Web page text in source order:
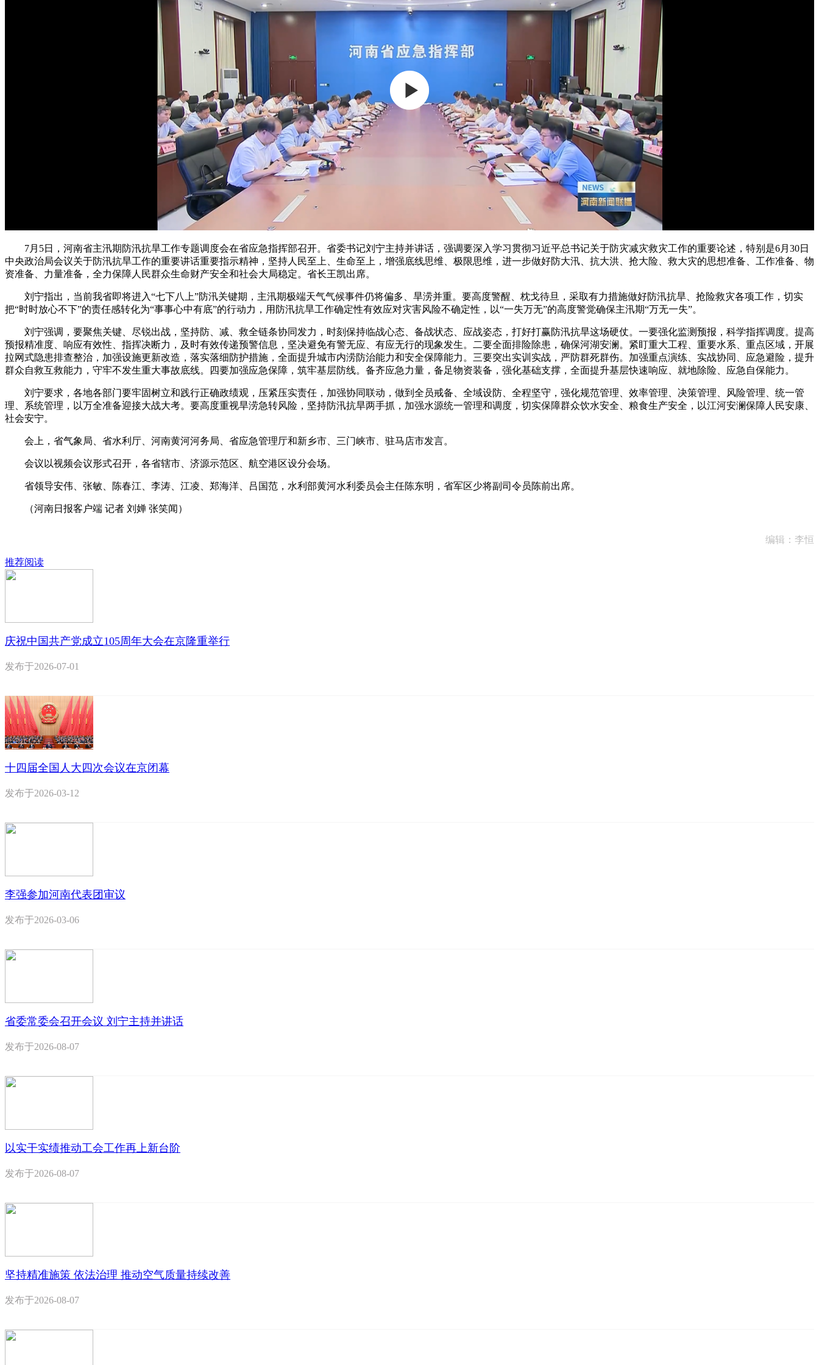
7月5日，河南省主汛期防汛抗旱工作专题调度会在省应急指挥部召开。省委书记刘宁主持并讲话，强调要深入学习贯彻习近平总书记关于防灾减灾救灾工作的重要论述，特别是6月30日
中央政治局会议关于防汛抗旱工作的重要讲话重要指示精神，坚持人民至上、生命至上，增强底线思维、极限思维，进一步做好防大汛、抗大洪、抢大险、救大灾的思想准备、工作准备、物
资准备、力量准备，全力保障人民群众生命财产安全和社会大局稳定。省长王凯出席。
刘宁指出，当前我省即将进入“七下八上”防汛关键期，主汛期极端天气气候事件仍将偏多、旱涝并重。要高度警醒、枕戈待旦，采取有力措施做好防汛抗旱、抢险救灾各项工作，切实
把“时时放心不下”的责任感转化为“事事心中有底”的行动力，用防汛抗旱工作确定性有效应对灾害风险不确定性，以“一失万无”的高度警觉确保主汛期“万无一失”。
刘宁强调，要聚焦关键、尽锐出战，坚持防、减、救全链条协同发力，时刻保持临战心态、备战状态、应战姿态，打好打赢防汛抗旱这场硬仗。一要强化监测预报，科学指挥调度。提高
预报精准度、响应有效性、指挥决断力，及时有效传递预警信息，坚决避免有警无应、有应无行的现象发生。二要全面排险除患，确保河湖安澜。紧盯重大工程、重要水系、重点区域，开展
拉网式隐患排查整治，加强设施更新改造，落实落细防护措施，全面提升城市内涝防治能力和安全保障能力。三要突出实训实战，严防群死群伤。加强重点演练、实战协同、应急避险，提升
群众自救互救能力，守牢不发生重大事故底线。四要加强应急保障，筑牢基层防线。备齐应急力量，备足物资装备，强化基础支撑，全面提升基层快速响应、就地除险、应急自保能力。
刘宁要求，各地各部门要牢固树立和践行正确政绩观，压紧压实责任，加强协同联动，做到全员戒备、全域设防、全程坚守，强化规范管理、效率管理、决策管理、风险管理、统一管
理、系统管理，以万全准备迎接大战大考。要高度重视旱涝急转风险，坚持防汛抗旱两手抓，加强水源统一管理和调度，切实保障群众饮水安全、粮食生产安全，以江河安澜保障人民安康、
社会安宁。
会上，省气象局、省水利厅、河南黄河河务局、省应急管理厅和新乡市、三门峡市、驻马店市发言。
会议以视频会议形式召开，各省辖市、济源示范区、航空港区设分会场。
省领导安伟、张敏、陈春江、李涛、江凌、郑海洋、吕国范，水利部黄河水利委员会主任陈东明，省军区少将副司令员陈前出席。
（河南日报客户端 记者 刘婵 张笑闻）
编辑：李恒
推荐阅读
庆祝中国共产党成立105周年大会在京隆重举行
发布于2026-07-01
十四届全国人大四次会议在京闭幕
发布于2026-03-12
李强参加河南代表团审议
发布于2026-03-06
省委常委会召开会议 刘宁主持并讲话
发布于2026-08-07
以实干实绩推动工会工作再上新台阶
发布于2026-08-07
坚持精准施策 依法治理 推动空气质量持续改善
发布于2026-08-07